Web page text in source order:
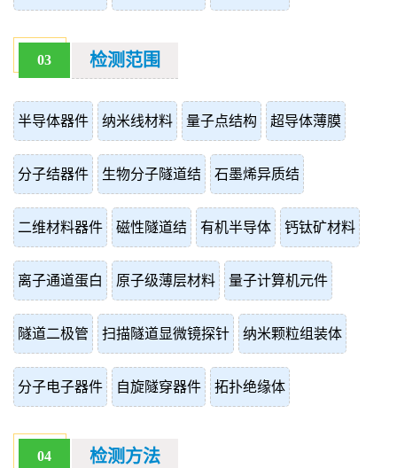
03 检测范围
半导体器件 纳米线材料 量子点结构 超导体薄膜
分子结器件 生物分子隧道结 石墨烯异质结
二维材料器件 磁性隧道结 有机半导体 钙钛矿材料
离子通道蛋白 原子级薄层材料 量子计算机元件
隧道二极管 扫描隧道显微镜探针 纳米颗粒组装体
分子电子器件 自旋隧穿器件 拓扑绝缘体
04 检测方法